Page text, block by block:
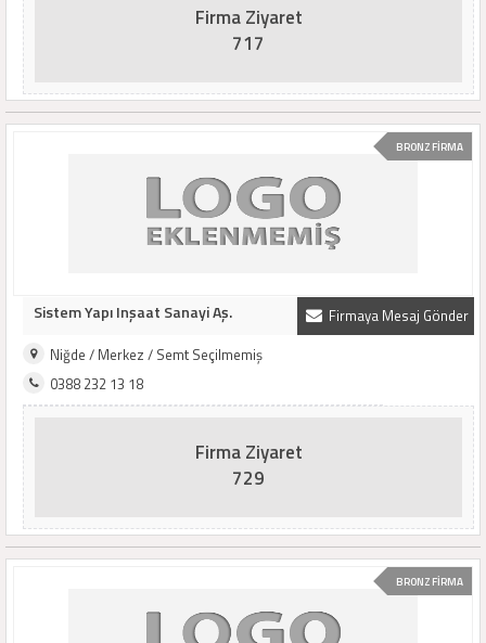
Firma Ziyaret
717
BRONZ FİRMA
Firmaya Mesaj Gönder
Sistem Yapı Inşaat Sanayi Aş.
Niğde / Merkez / Semt Seçilmemiş
0388 232 13 18
Firma Ziyaret
729
BRONZ FİRMA